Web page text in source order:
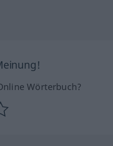
Wörterbuch?